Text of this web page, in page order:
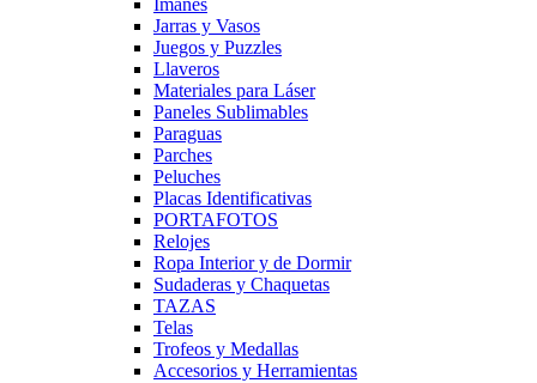
Imanes
Jarras y Vasos
Juegos y Puzzles
Llaveros
Materiales para Láser
Paneles Sublimables
Paraguas
Parches
Peluches
Placas Identificativas
PORTAFOTOS
Relojes
Ropa Interior y de Dormir
Sudaderas y Chaquetas
TAZAS
Telas
Trofeos y Medallas
Accesorios y Herramientas